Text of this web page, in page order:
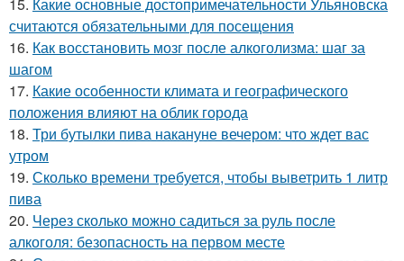
считаются обязательными для посещения
16. Как восстановить мозг после алкоголизма: шаг за
шагом
17. Какие особенности климата и географического
положения влияют на облик города
18. Три бутылки пива накануне вечером: что ждет вас
утром
19. Сколько времени требуется, чтобы выветрить 1 литр
пива
20. Через сколько можно садиться за руль после
алкоголя: безопасность на первом месте